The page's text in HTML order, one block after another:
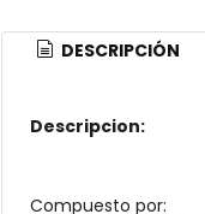
DESCRIPCIÓN
Descripcion:
Compuesto por: